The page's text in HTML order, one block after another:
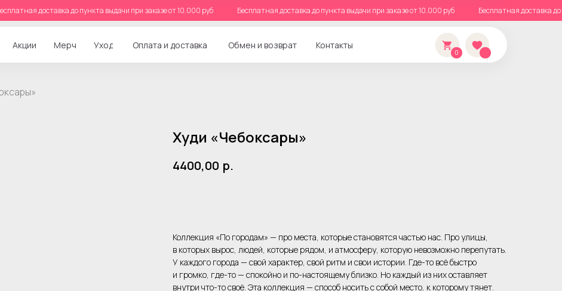
Бесплатная доставка до пункта выдачи при заказе от 10.000 руб Бесплатная доставка до пункта выдачи при заказе от 10.000 руб Бесплатная доставка
Оплата и доставка Обмен и возврат Контакты
0
Мерч
Акции Уход
Худи «Чебоксары»
4400,00 р.
Коллекция «По городам» — про места, которые становятся частью нас. Про улицы,
в которых вырос, людей, которые рядом, и атмосферу, которую невозможно перепутать.
У каждого города — свой характер, свой ритм и свои истории. Где-то всё быстро
и громко, где-то — спокойно и по-настоящему близко. Но каждый из них оставляет
внутри что-то своё. Эта коллекция — способ носить с собой место, к которому тянет.